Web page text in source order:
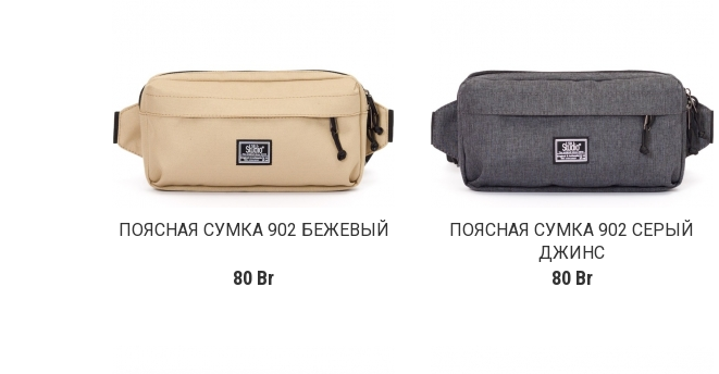
ПОЯСНАЯ СУМКА 902 БЕЖЕВЫЙ
80 Br
ПОЯСНАЯ СУМКА 902 СЕРЫЙ
ДЖИНС
80 Br